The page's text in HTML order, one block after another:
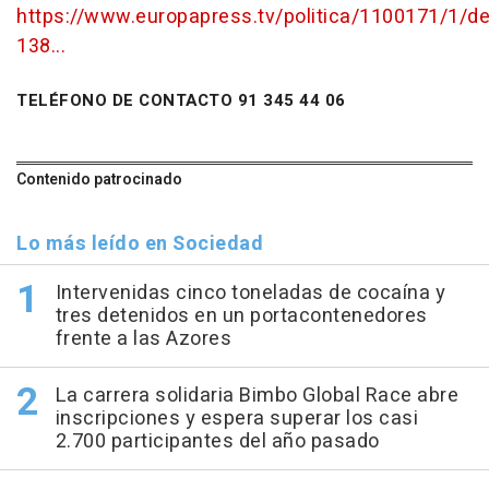
https://www.europapress.tv/politica/1100171/1/
138...
TELÉFONO DE CONTACTO 91 345 44 06
Contenido patrocinado
Lo más leído en Sociedad
Intervenidas cinco toneladas de cocaína y
tres detenidos en un portacontenedores
frente a las Azores
La carrera solidaria Bimbo Global Race abre
inscripciones y espera superar los casi
2.700 participantes del año pasado